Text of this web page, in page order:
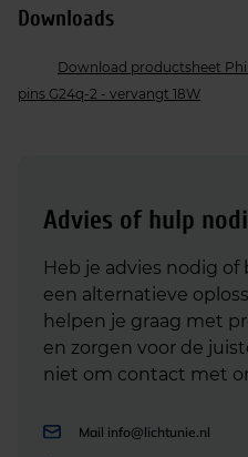
Downloads
Download productsheet
pins G24q-2 - vervangt 18W
Advies of hulp
Heb je advies nodig of
een alternatieve
helpen je graag met
en zorgen voor de
niet om contact met
Mail info@lichtunie.nl